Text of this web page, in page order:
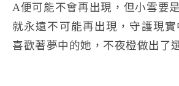
A便可能不會再出現，但小雪要
就永遠不可能再出現，守護現
喜歡著夢中的她，不夜橙做出了